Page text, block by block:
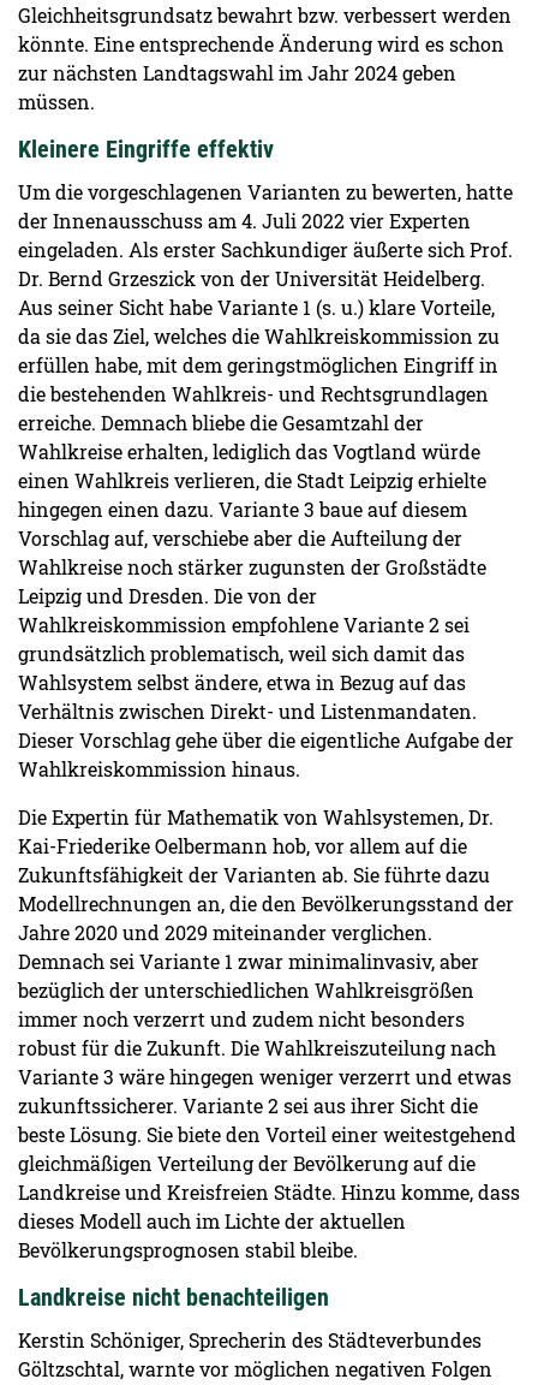
Gleichheitsgrundsatz bewahrt bzw. ver­bessert werden
könnte. Eine entsprechende Änderung wird es schon
zur nächsten Landtagswahl im Jahr 2024 geben
müssen.
Kleinere Eingriffe effektiv
Um die vorgeschlagenen Varianten zu bewerten, hatte
der Innenausschuss am 4. Juli 2022 vier Experten
eingeladen. Als erster Sachkundiger äußerte sich Prof.
Dr. Bernd Grzeszick von der Universität Heidelberg.
Aus seiner Sicht habe Variante 1 (s. u.) klare Vorteile,
da sie das Ziel, welches die Wahlkreiskommission zu
erfüllen habe, mit dem geringstmöglichen Eingriff in
die bestehenden Wahlkreis- und Rechtsgrundlagen
erreiche. Demnach bliebe die Gesamtzahl der
Wahlkreise erhalten, lediglich das Vogtland würde
einen Wahlkreis verlieren, die Stadt Leipzig erhielte
hingegen einen dazu. Variante 3 baue auf diesem
Vorschlag auf, verschiebe aber die Aufteilung der
Wahlkreise noch stärker zugunsten der Großstädte
Leipzig und Dresden. Die von der
Wahlkreiskommission empfohlene Variante 2 sei
grundsätzlich problematisch, weil sich damit das
Wahlsystem selbst ändere, etwa in Bezug auf das
Verhältnis zwischen Direkt- und Listenmandaten.
Dieser Vorschlag gehe über die eigentliche Aufgabe der
Wahlkreiskommission hinaus.
Die Expertin für Mathematik von Wahlsystemen, Dr.
Kai-Friederike Oelbermann hob, vor allem auf die
Zukunftsfähigkeit der Varianten ab. Sie führte dazu
Modellrechnungen an, die den Bevölkerungsstand der
Jahre 2020 und 2029 miteinander verglichen.
Demnach sei Variante 1 zwar minimalinvasiv, aber
bezüglich der unterschiedlichen Wahlkreisgrößen
immer noch verzerrt und zudem nicht besonders
robust für die Zukunft. Die Wahlkreiszuteilung nach
Variante 3 wäre hingegen weniger verzerrt und etwas
zukunftssicherer. Variante 2 sei aus ihrer Sicht die
beste Lösung. Sie biete den Vorteil einer weitestgehend
gleichmäßigen Verteilung der Bevölkerung auf die
Landkreise und Kreisfreien Städte. Hinzu komme, dass
dieses Modell auch im Lichte der aktuellen
Bevölkerungsprognosen stabil bleibe.
Landkreise nicht ­benachteiligen
Kerstin Schöniger, Sprecherin des Städteverbundes
Göltzschtal, warnte vor möglichen negativen Folgen